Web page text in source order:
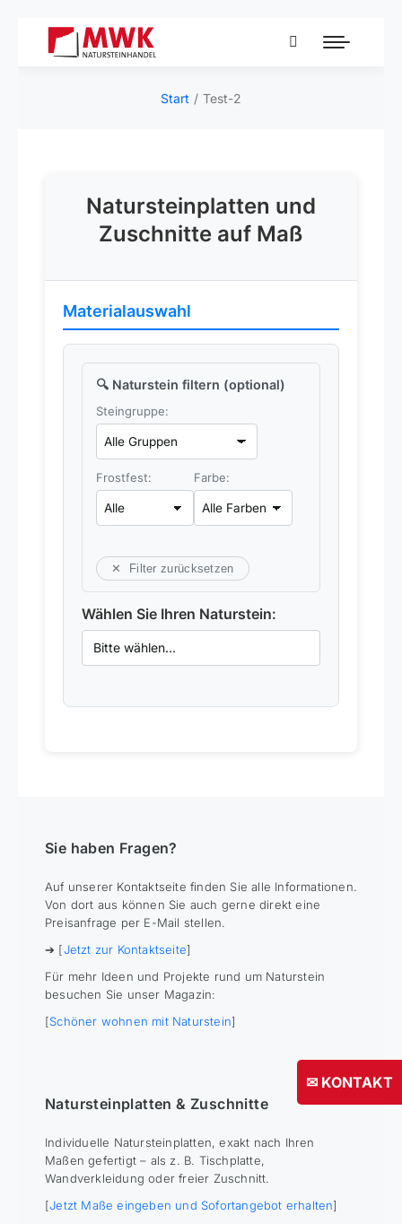
Sie befinden
Start Test-2
Natursteinplatten und
Zuschnitte auf Maß
Materialauswahl
🔍 Naturstein filtern (optional)
Steingruppe:
Frostfest: Farbe:
✕ Filter zurücksetzen
Wählen Sie Ihren Naturstein:
Sie haben Fragen?
Auf unserer Kontaktseite finden Sie alle Informationen.
Von dort aus können Sie auch gerne direkt eine
Preisanfrage per E-Mail stellen.
➔ [Jetzt zur Kontaktseite]
Für mehr Ideen und Projekte rund um Naturstein
besuchen Sie unser Magazin:
[Schöner wohnen mit Naturstein]
Natursteinplatten & Zuschnitte
Individuelle Natursteinplatten, exakt nach Ihren
Maßen gefertigt – als z. B. Tischplatte,
Wandverkleidung oder freier Zuschnitt.
[Jetzt Maße eingeben und Sofortangebot erhalten]
✉ KONTAKT